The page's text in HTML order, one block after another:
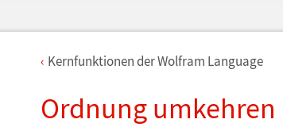
Kernfunktionen der Wolfram Language
Ordnung umkehren